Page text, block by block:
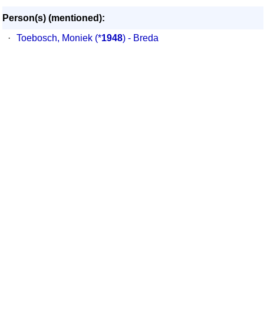
Person(s) (mentioned):
·
Toebosch, Moniek (*1948) - Breda